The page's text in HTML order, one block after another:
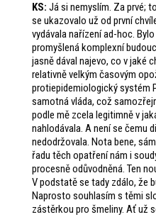
KS: Já si nemyslím. Za prvé;
se ukazovalo už od první
vydávala nařízení ad-hoc.
promyšlená komplexní
jasně dával najevo, co v jaké
relativně velkým časovým
protiepidemiologický systém
samotná vláda, což
podle mě zcela legitimně v
nahlodávala. A není se čemu
nedodržovala. Nota bene,
řadu těch opatření nám i
procesně odůvodněná. Ten
V podstatě se tady zdálo, že
Naprosto souhlasím s těmi
zástěrkou pro šmeliny. Ať už